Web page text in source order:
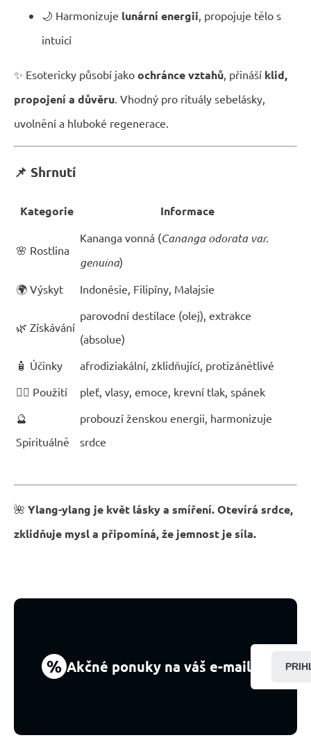
🌙 Harmonizuje lunární energii, propojuje tělo s
intuicí
✨ Esotericky působí jako ochránce vztahů, přináší klid,
propojení a důvěru. Vhodný pro rituály sebelásky,
uvolnění a hluboké regenerace.
📌 Shrnutí
Kategorie Informace
🌸 Rostlina
Kananga vonná (Cananga odorata var.
genuina)
🌍 Výskyt
Indonésie, Filipíny, Malajsie
🌿 Získávání
parovodní destilace (olej), extrakce
(absolue)
🧴 Účinky
afrodiziakální, zklidňující, protizánětlivé
💆‍♀️ Použití
pleť, vlasy, emoce, krevní tlak, spánek
🔮
Spirituálně
probouzí ženskou energii, harmonizuje
srdce
🌺 Ylang-ylang je květ lásky a smíření. Otevírá srdce,
zklidňuje mysl a připomíná, že jemnost je síla.
% Akčné ponuky na váš e-mail